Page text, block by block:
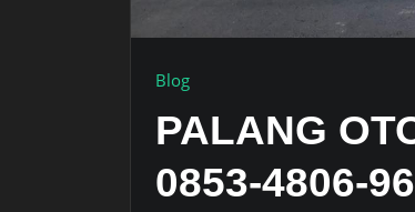
Blog
PALANG
0853-4806-